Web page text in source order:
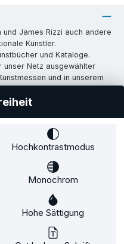
James Rizzi auch andere
Künstler.
und Kataloge.
unser Netz ausgewählter
und in unserem
Ausstellungen und
Widerrufsformular
zzgl. Versandkosten
anders angegeben.
Hochkontrastmodus
Monochrom
Hohe Sättigung